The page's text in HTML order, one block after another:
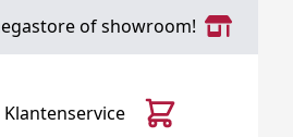
of showroom!
Klantenservice Cart